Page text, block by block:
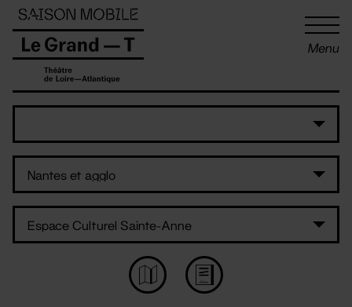
Menu
Panneau de gestion des cookies